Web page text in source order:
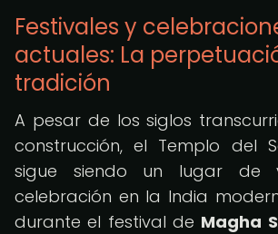
Festivales y
actuales: La
tradición
A pesar de los siglos
construcción, el Templo del
sigue siendo un lugar de
celebración en la India
durante el festival de Magha